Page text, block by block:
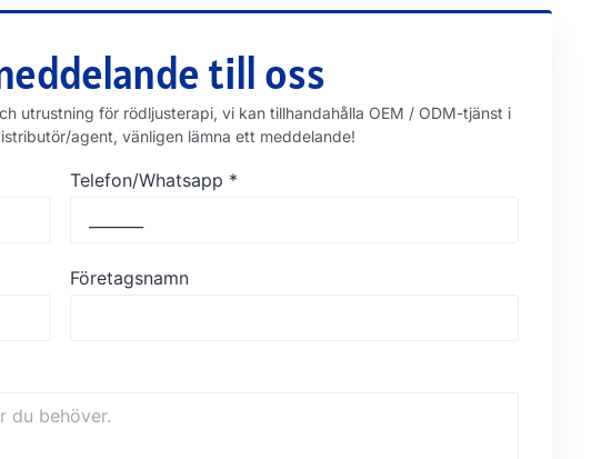
till oss
utrustning för rödljusterapi, vi kan tillhandahålla OEM / ODM-tjänst i
agent, vänligen lämna ett meddelande!
Telefon/Whatsapp *
Företagsnamn